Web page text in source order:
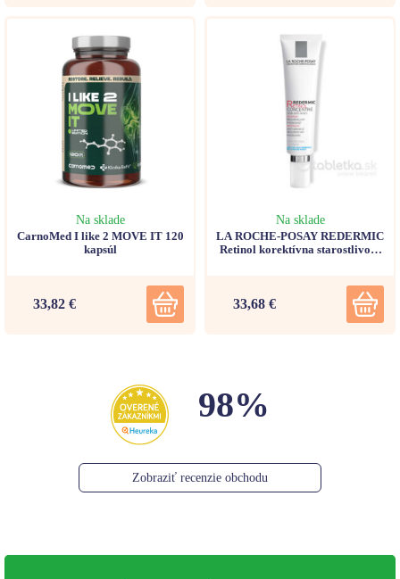
Na sklade
CarnoMed I like 2 MOVE IT 120
kapsúl
33,82 €
Na sklade
LA ROCHE-POSAY REDERMIC
Retinol korektívna starostlivosť
33,68 €
98%
Zobraziť recenzie obchodu